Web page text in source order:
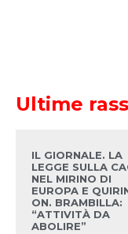
Ultime
IL GIORNALE. LA
LEGGE SULLA
NEL MIRINO DI
EUROPA E
ON. BRAMBILLA:
“ATTIVITÀ DA
ABOLIRE”